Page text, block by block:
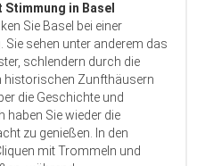
Stimmung in Basel
Sie Basel bei einer
sehen unter anderem das
schlendern durch die
historischen Zunfthäusern
die Geschichte und
haben Sie wieder die
zu genießen. In den
mit Trommeln und